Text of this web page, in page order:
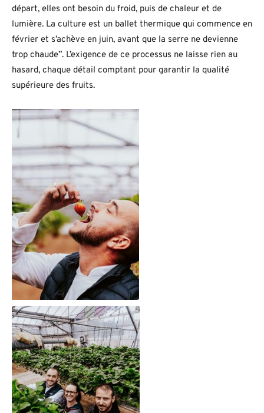
départ, elles ont besoin du froid, puis de chaleur et de
lumière. La culture est un ballet thermique qui commence en
février et s’achève en juin, avant que la serre ne devienne
trop chaude”. L’exigence de ce processus ne laisse rien au
hasard, chaque détail comptant pour garantir la qualité
supérieure des fruits.